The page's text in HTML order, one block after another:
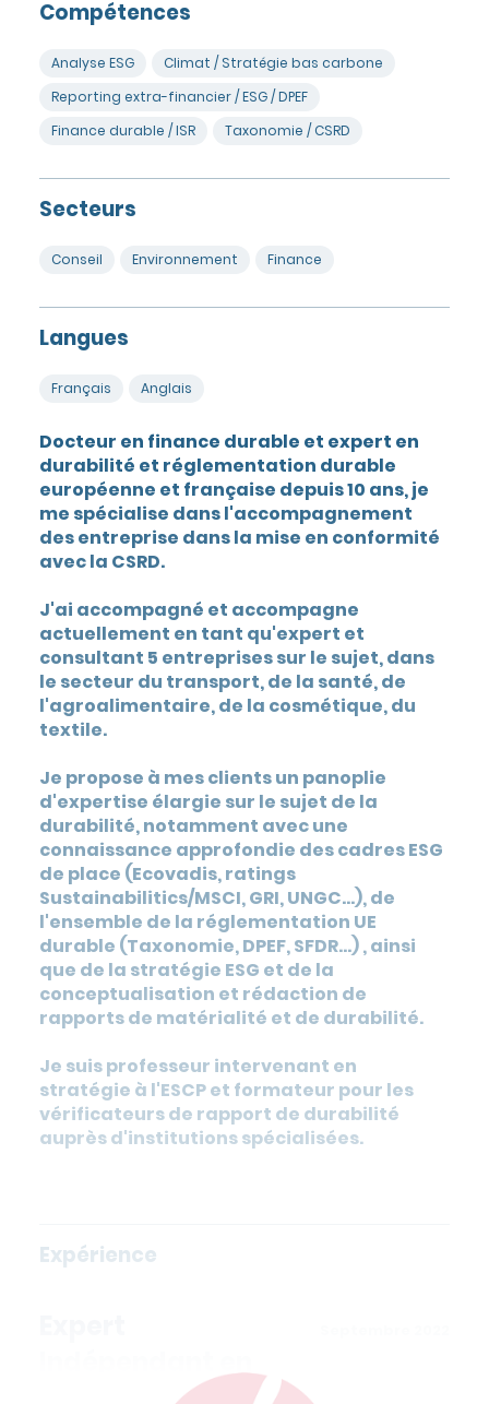
Compétences
Analyse ESG
Climat / Stratégie bas carbone
Reporting extra-financier / ESG / DPEF
Finance durable / ISR
Taxonomie / CSRD
Secteurs
Conseil Environnement Finance
Langues
Français Anglais
Docteur en finance durable et expert en
durabilité et réglementation durable
européenne et française depuis 10 ans, je
me spécialise dans l'accompagnement
des entreprise dans la mise en conformité
avec la CSRD.
J'ai accompagné et accompagne
actuellement en tant qu'expert et
consultant 5 entreprises sur le sujet, dans
le secteur du transport, de la santé, de
l'agroalimentaire, de la cosmétique, du
textile.
Je propose à mes clients un panoplie
d'expertise élargie sur le sujet de la
durabilité, notamment avec une
connaissance approfondie des cadres ESG
de place (Ecovadis, ratings
Sustainabilitics/MSCI, GRI, UNGC...), de
l'ensemble de la réglementation UE
durable (Taxonomie, DPEF, SFDR...) , ainsi
que de la stratégie ESG et de la
conceptualisation et rédaction de
rapports de matérialité et de durabilité.
Je suis professeur intervenant en
stratégie à l'ESCP et formateur pour les
vérificateurs de rapport de durabilité
auprès d'institutions spécialisées.
Expérience